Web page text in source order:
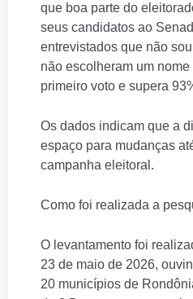
que boa parte do
seus candidatos ao
entrevistados que não
não escolheram um
primeiro voto e supera
Os dados indicam que a
espaço para mudanças
campanha eleitoral.
Como foi realizada a
O levantamento foi
23 de maio de 2026,
20 municípios de